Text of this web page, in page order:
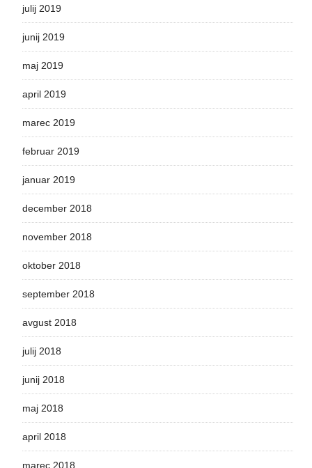
julij 2019
junij 2019
maj 2019
april 2019
marec 2019
februar 2019
januar 2019
december 2018
november 2018
oktober 2018
september 2018
avgust 2018
julij 2018
junij 2018
maj 2018
april 2018
marec 2018